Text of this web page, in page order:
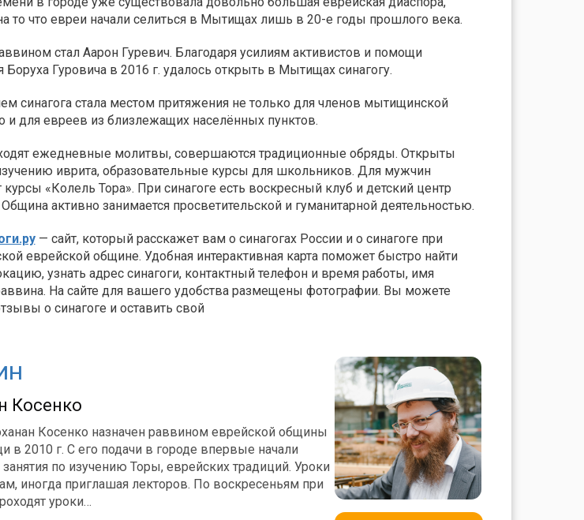
то что евреи начали селиться в Мытищах лишь в 20-е годы прошлого века.
стал Аарон Гуревич. Благодаря усилиям активистов и помощи
Боруха Гуровича в 2016 г. удалось открыть в Мытищах синагогу.
синагога стала местом притяжения не только для членов мытищинской
и для евреев из близлежащих населённых пунктов.
ежедневные молитвы, совершаются традиционные обряды. Открыты
иврита, образовательные курсы для школьников. Для мужчин
«Колель Тора». При синагоге есть воскресный клуб и детский центр
активно занимается просветительской и гуманитарной деятельностью.
— сайт, который расскажет вам о синагогах России и о синагоге при
еврейской общине. Удобная интерактивная карта поможет быстро найти
узнать адрес синагоги, контактный телефон и время работы, имя
На сайте для вашего удобства размещены фотографии. Вы можете
о синагоге и оставить свой
Косенко
Косенко назначен раввином еврейской общины
в 2010 г. С его подачи в городе впервые начали
по изучению Торы, еврейских традиций. Уроки
иногда приглашая лекторов. По воскресеньям при
уроки…